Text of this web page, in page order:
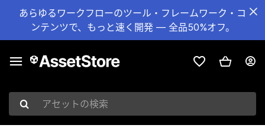
あらゆるワークフローのツール・フレームワーク・コ
ンテンツで、もっと速く開発 — 全品50%オフ。
アセットの検索